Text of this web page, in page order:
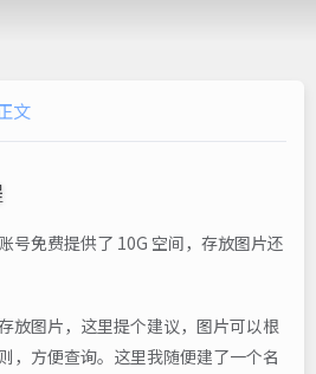
文
号免费提供了 10G 空间，存放图片还
放图片，这里提个建议，图片可以根
，方便查询。这里我随便建了一个名